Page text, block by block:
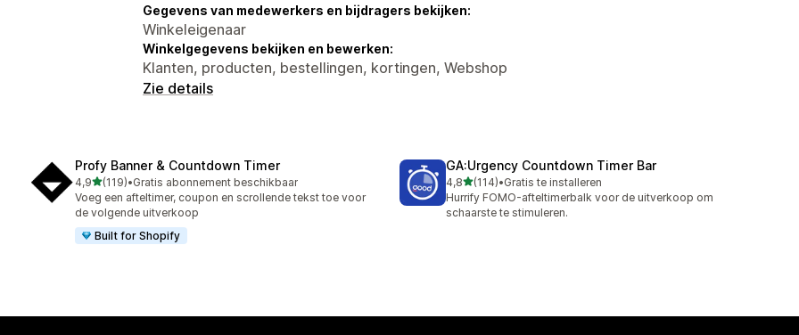
Gegevens van medewerkers en bijdragers bekijken:
Winkeleigenaar
Winkelgegevens bekijken en bewerken:
Klanten, producten, bestellingen, kortingen, Webshop
Zie details
Profy Banner & Countdown Timer
4,9van 5 sterren
(119)
119 recensies in totaal
•Gratis abonnement beschikbaar
Voeg een afteltimer, coupon en scrollende tekst toe voor
de volgende uitverkoop
Built for Shopify
GA:Urgency Countdown Timer Bar
4,8van 5 sterren
(114)
114 recensies in totaal
•Gratis te installeren
Hurrify FOMO-afteltimerbalk voor de uitverkoop om
schaarste te stimuleren.